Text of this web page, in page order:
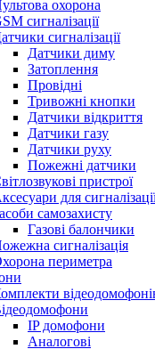
охорона
сигналізації
сигналізації
Датчики диму
Затоплення
Провідні
Тривожні кнопки
Датчики відкриття
Датчики газу
Датчики руху
Пожежні датчики
пристрої
для
самозахисту
Газові балончики
сигналізація
периметра
IP домофони
Аналогові